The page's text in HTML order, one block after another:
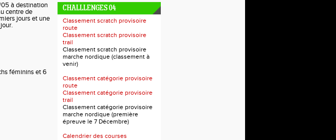
05 à destination
centre de
jours et une
féminins et 6
CHALLLENGES 04
Classement scratch provisoire
route
Classement scratch provisoire
trail
Classement scratch provisoire
marche nordique (classement à
venir)
Classement catégorie provisoire
route
Classement catégorie provisoire
trail
Classement catégorie provisoire
marche nordique (première
épreuve le 7 Décembre)
Calendrier des courses